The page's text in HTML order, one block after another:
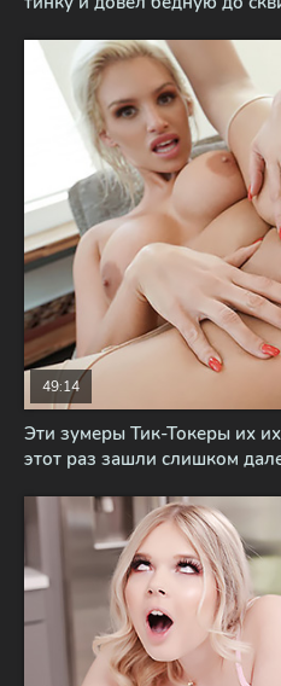
Эти зумеры Тик-Токеры их
этот раз зашли слишком
49:14